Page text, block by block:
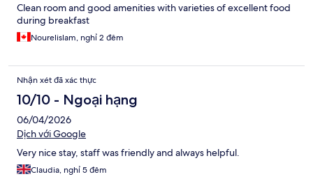
Clean room and good amenities with varieties of excellent food
during breakfast
Nourelislam, nghỉ 2 đêm
Nhận xét đã xác thực
10/10 - Ngoại hạng
06/04/2026
Dịch với Google
Very nice stay, staff was friendly and always helpful.
Claudia, nghỉ 5 đêm